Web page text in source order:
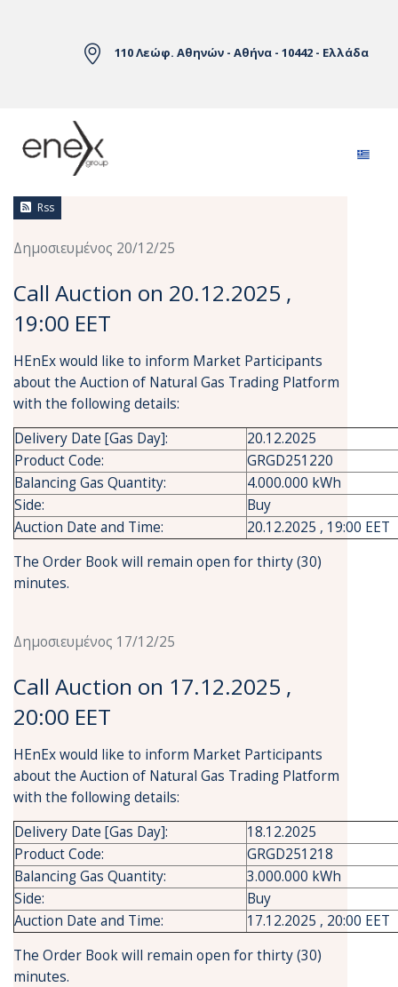
110 Λεώφ. Αθηνών - Αθήνα - 10442 - Ελλάδα
Ειδήσεις
Rss
Δημοσιευμένος 20/12/25
Call Auction on 20.12.2025 ,
19:00 EET
HEnEx would like to inform Market Participants
about the Auction of Natural Gas Trading Platform
with the following details:
Delivery Date [Gas Day]:
20.12.2025
Product Code:
GRGD251220
Balancing Gas Quantity:
4.000.000 kWh
Side:
Buy
Auction Date and Time:
20.12.2025 , 19:00 EET
The Order Book will remain open for thirty (30)
minutes.
Δημοσιευμένος 17/12/25
Call Auction on 17.12.2025 ,
20:00 EET
HEnEx would like to inform Market Participants
about the Auction of Natural Gas Trading Platform
with the following details:
Delivery Date [Gas Day]:
18.12.2025
Product Code:
GRGD251218
Balancing Gas Quantity:
3.000.000 kWh
Side:
Buy
Auction Date and Time:
17.12.2025 , 20:00 EET
The Order Book will remain open for thirty (30)
minutes.